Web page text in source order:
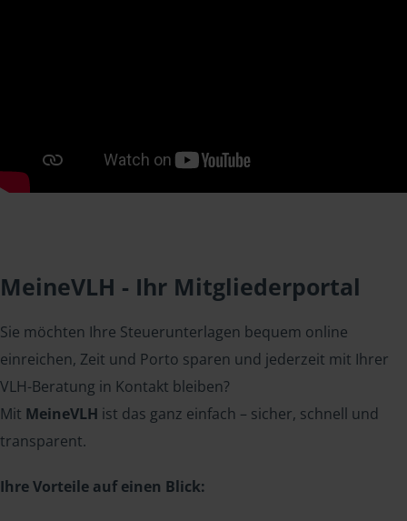
MeineVLH - Ihr Mitgliederportal
Sie möchten Ihre Steuerunterlagen bequem online
einreichen, Zeit und Porto sparen und jederzeit mit Ihrer
VLH-Beratung in Kontakt bleiben?
Mit MeineVLH ist das ganz einfach – sicher, schnell und
transparent.
Ihre Vorteile auf einen Blick: